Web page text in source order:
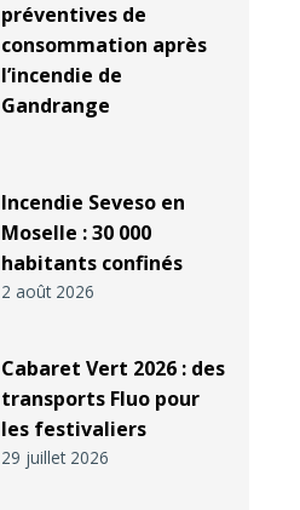
préventives de
consommation après
l’incendie de
Gandrange
Incendie Seveso en
Moselle : 30 000
habitants confinés
2 août 2026
Cabaret Vert 2026 : des
transports Fluo pour
les festivaliers
29 juillet 2026